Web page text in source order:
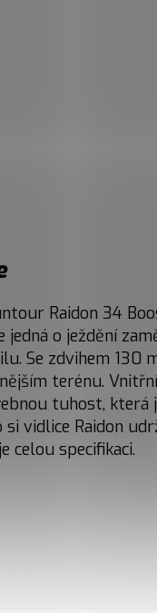
Raidon 34
o ježdění
Se zdvihem 130
terénu.
tuhost, která
vidlice Raidon
celou specifikaci.